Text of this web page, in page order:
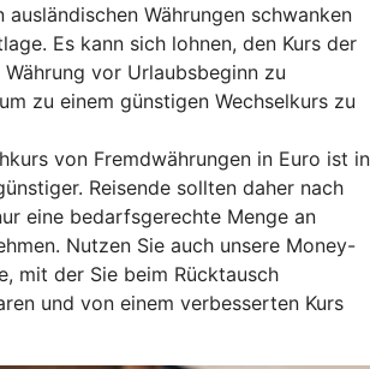
ausländischen Währungen schwanken
Es kann sich lohnen, den Kurs der
vor Urlaubsbeginn zu
zu einem günstigen Wechselkurs zu
von Fremdwährungen in Euro ist in
Reisende sollten daher nach
eine bedarfsgerechte Menge an
Nutzen Sie auch unsere Money-
mit der Sie beim Rücktausch
und von einem verbesserten Kurs